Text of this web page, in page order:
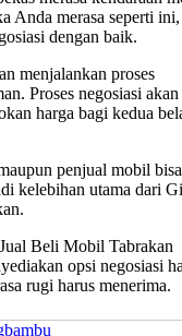
Anda merasa seperti ini,
dengan baik.
menjalankan proses
Proses negosiasi akan
harga bagi kedua
penjual mobil bisa
kelebihan utama dari
Beli Mobil Tabrakan
opsi negosiasi
rugi harus menerima.